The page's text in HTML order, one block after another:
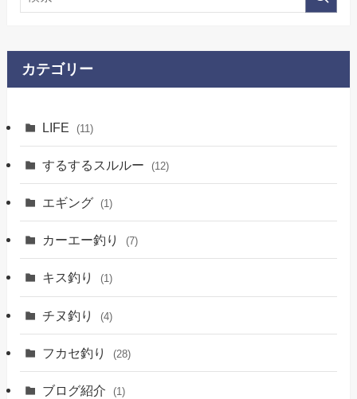
カテゴリー
LIFE (11)
するするスルルー (12)
エギング (1)
カーエー釣り (7)
キス釣り (1)
チヌ釣り (4)
フカセ釣り (28)
ブログ紹介 (1)